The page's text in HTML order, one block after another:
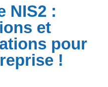
NIS2 :
et
pour
!